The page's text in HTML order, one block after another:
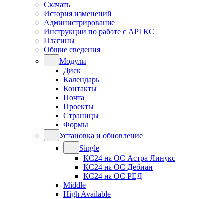
Скачать
История изменений
Администрирование
Инструкции по работе с API КС
Плагины
Общие сведения
Модули
Диск
Календарь
Контакты
Почта
Проекты
Страницы
Формы
Установка и обновление
Single
КС24 на ОС Астра Линукс
КС24 на ОС Дебиан
КС24 на ОС РЕД
Middle
High Available